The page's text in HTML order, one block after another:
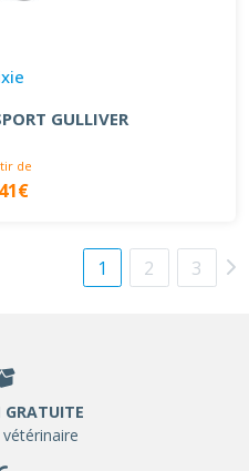
GULLIVER
de
1 2 3
GRATUITE